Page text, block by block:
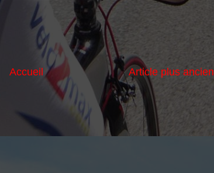
Article plus ancien
Accueil